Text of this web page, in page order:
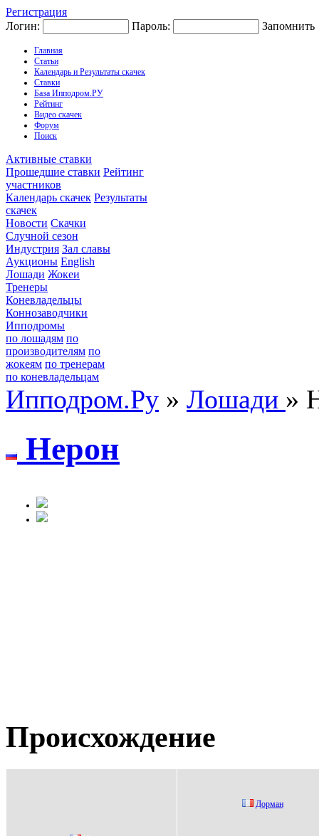
Регистрация
Логин:
Пароль: Запомнить
Главная
Статьи
Календарь и Результаты скачек
Ставки
База Ипподром.РУ
Рейтинг
Видео скачек
Форум
Поиск
Активные ставки
Прошедшие ставки Рейтинг
участников
Календарь скачек Результаты
скачек
Новости Скачки
Случной сезон
Индустрия Зал славы
Аукционы English
Лошади Жокеи
Тренеры
Коневладельцы
Коннозаводчики
Ипподромы
по лошадям по
производителям по
жокеям по тренерам
по коневладельцам
Ипподром.Ру » Лошади »
Нepoн
Происхождение
Дopман